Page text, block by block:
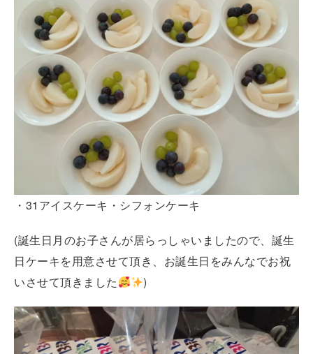
・31アイスケーキ・シフォンケーキ
(誕生日月のお子さんが居らっしゃいましたので、誕生
日ケーキを用意させて頂き、お誕生日をみんなでお祝
いさせて頂きました
)